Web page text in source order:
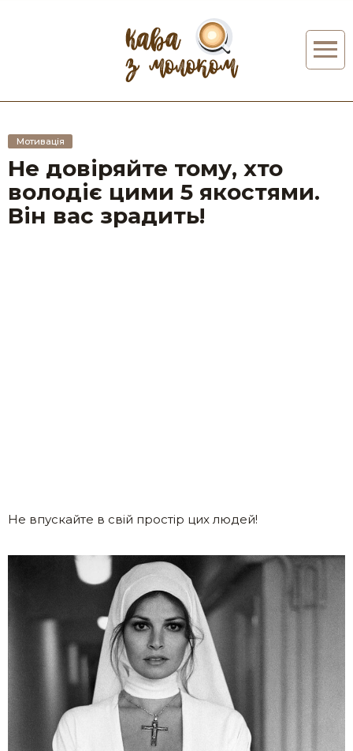
Мотивація
Не довіряйте тому, хто
володіє цими 5 якостями.
Він вас зрадить!
Не впускайте в свій простір цих людей!